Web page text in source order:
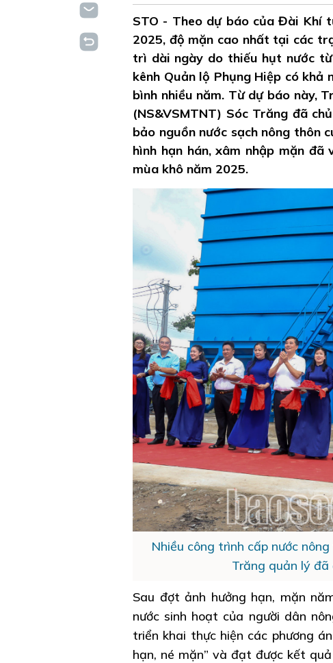
STO - Theo dự báo của Đài Khí
2025, độ mặn cao nhất tại các
trì dài ngày do thiếu hụt nước
kênh Quản lộ Phụng Hiệp có
bình nhiều năm. Từ dự báo này,
(NS&VSMTNT) Sóc Trăng đã
bảo nguồn nước sạch nông thôn
hình hạn hán, xâm nhập mặn
mùa khô năm 2025.
Nhiều công trình cấp nước
Trăng quản lý đã
Sau đợt ảnh hưởng hạn, mặn
nước sinh hoạt của người dân
triển khai thực hiện các phương
hạn, né mặn” và đạt được kết